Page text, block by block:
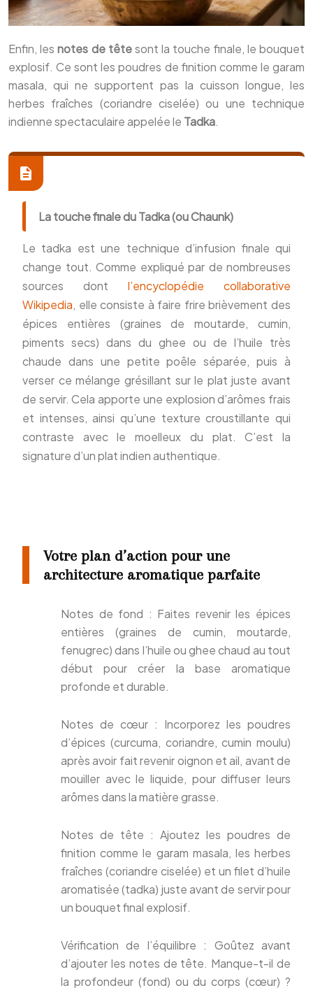
Enfin, lesnotes de têtesont la touche finale, le bouquet
explosif. Ce sont les poudres de finition comme le garam
masala, qui ne supportent pas la cuisson longue, les
herbes fraîches (coriandre ciselée) ou une technique
indienne spectaculaire appelée le Tadka.
La touche finale du Tadka (ou Chaunk)
Le tadka est une technique d’infusion finale qui
change tout. Comme expliqué par de nombreuses
sources dont l’encyclopédie collaborative
Wikipedia, elle consiste à faire frire brièvement des
épices entières (graines de moutarde, cumin,
piments secs) dans du ghee ou de l’huile très
chaude dans une petite poêle séparée, puis à
verser ce mélange grésillant sur le plat juste avant
de servir. Cela apporte une explosion d’arômes frais
et intenses, ainsi qu’une texture croustillante qui
contraste avec le moelleux du plat. C’est la
signature d’un plat indien authentique.
Votre plan d’action pour une
architecture aromatique parfaite
Notes de fond : Faites revenir les épices
entières (graines de cumin, moutarde,
fenugrec) dans l’huile ou ghee chaud au tout
début pour créer la base aromatique
profonde et durable.
Notes de cœur : Incorporez les poudres
d’épices (curcuma, coriandre, cumin moulu)
après avoir fait revenir oignon et ail, avant de
mouiller avec le liquide, pour diffuser leurs
arômes dans la matière grasse.
Notes de tête : Ajoutez les poudres de
finition comme le garam masala, les herbes
fraîches (coriandre ciselée) et un filet d’huile
aromatisée (tadka) juste avant de servir pour
un bouquet final explosif.
Vérification de l’équilibre : Goûtez avant
d’ajouter les notes de tête. Manque-t-il de
la profondeur (fond) ou du corps (cœur) ?